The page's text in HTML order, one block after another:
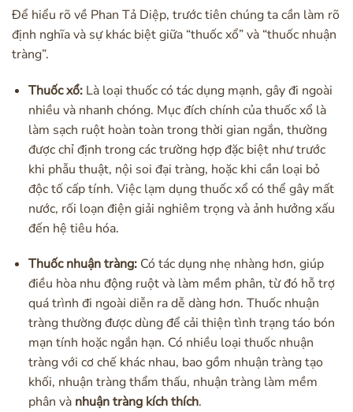
Để hiểu rõ về Phan Tả Diệp, trước tiên chúng ta cần làm rõ
định nghĩa và sự khác biệt giữa “thuốc xổ” và “thuốc nhuận
tràng”.
Thuốc xổ:Là loại thuốc có tác dụng mạnh, gây đi ngoài
nhiều và nhanh chóng. Mục đích chính của thuốc xổ là
làm sạch ruột hoàn toàn trong thời gian ngắn, thường
được chỉ định trong các trường hợp đặc biệt như trước
khi phẫu thuật, nội soi đại tràng, hoặc khi cần loại bỏ
độc tố cấp tính. Việc lạm dụng thuốc xổ có thể gây mất
nước, rối loạn điện giải nghiêm trọng và ảnh hưởng xấu
đến hệ tiêu hóa.
Thuốc nhuận tràng:Có tác dụng nhẹ nhàng hơn, giúp
điều hòa nhu động ruột và làm mềm phân, từ đó hỗ trợ
quá trình đi ngoài diễn ra dễ dàng hơn. Thuốc nhuận
tràng thường được dùng để cải thiện tình trạng táo bón
mạn tính hoặc ngắn hạn. Có nhiều loại thuốc nhuận
tràng với cơ chế khác nhau, bao gồm nhuận tràng tạo
khối, nhuận tràng thẩm thấu, nhuận tràng làm mềm
phân và nhuận tràng kích thích.